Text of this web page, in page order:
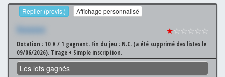
Replier (provis.) Affichage personnalisé
Xxxxxxx ★☆☆☆☆☆
Dotation : 10 € / 1 gagnant. Fin du jeu : N.C. (a été supprimé des listes le
09/06/2026). Tirage + Simple inscription.
Les lots gagnés